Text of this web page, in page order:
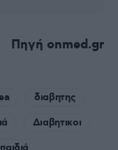
Πηγή onmed.gr
διαβητης
Διαβητικοι